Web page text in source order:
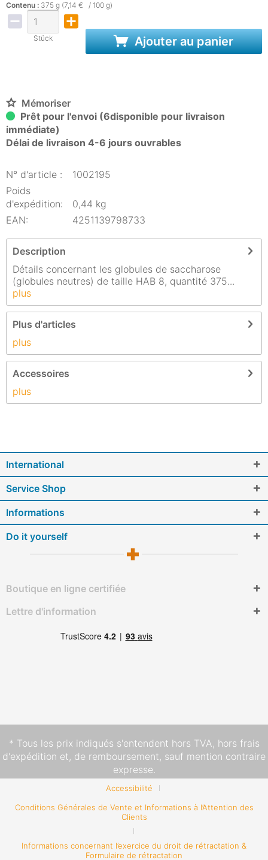
Contenu : 375 g (7,14 € / 100 g)
Stück Ajouter au panier
Mémoriser
Prêt pour l'envoi (6disponible pour livraison
immédiate)
Délai de livraison 4-6 jours ouvrables
N° d'article :
1002195
Poids
d'expédition:
0,44 kg
EAN:
4251139798733
Description
Détails concernant les globules de saccharose
(globules neutres) de taille HAB 8, quantité 375...
plus
Plus d'articles
plus
Accessoires
plus
International
Service Shop
Informations
Do it yourself
Boutique en ligne certifiée
Lettre d'information
* Tous les prix indiqués s'entendent hors TVA, hors frais
d'expédition et, de remboursement, sauf mention contraire
expresse.
Accessibilité
Conditions Générales de Vente et Informations à l’Attention des
Clients
Informations concernant l’exercice du droit de rétractation &
Formulaire de rétractation